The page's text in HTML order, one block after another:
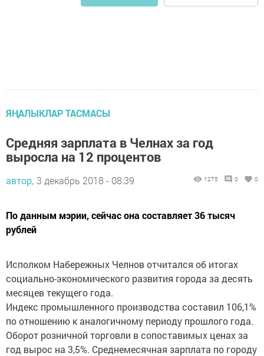
ЯҢАЛЫКЛАР ТАСМАСЫ
Средняя зарплата в Челнах за год
выросла на 12 процентов
автор, 3 декабрь 2018 - 08:39 1275 0 0
По данным мэрии, сейчас она составляет 36 тысяч
рублей
Исполком Набережных Челнов отчитался об итогах
социально-экономического развития города за десять
месяцев текущего года.
Индекс промышленного производства составил 106,1%
по отношению к аналогичному периоду прошлого года.
Оборот розничной торговли в сопоставимых ценах за
год вырос на 3,5%. Среднемесячная зарплата по городу